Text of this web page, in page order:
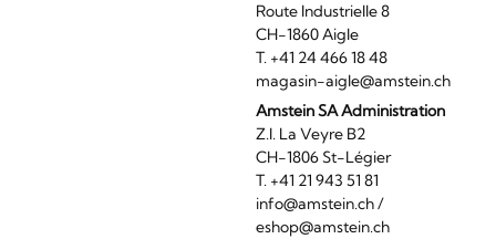
Route Industrielle 8
CH-1860 Aigle
T. +41 24 466 18 48
magasin-aigle@amstein.ch
Amstein SA Administration
Z.I. La Veyre B2
CH-1806 St-Légier
T. +41 21 943 51 81
info@amstein.ch/
eshop@amstein.ch